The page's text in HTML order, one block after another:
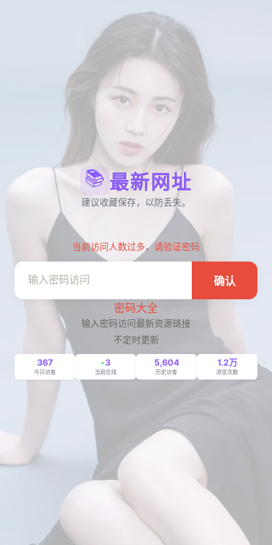
📚 最新网址
建议收藏保存，以防丢失。
当前访问人数过多，请验证密码
确认
密码大全
输入密码访问最新资源链接
不定时更新
367
今日访客
3
当前在线
5,604
历史访客
1.2万
浏览次数